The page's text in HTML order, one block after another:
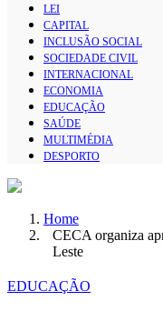
LEI
CAPITAL
INCLUSÃO SOCIAL
SOCIEDADE CIVIL
INTERNACIONAL
ECONOMIA
EDUCAÇÃO
SAÚDE
MULTIMÉDIA
DESPORTO
Home
CECA organiza
Leste
EDUCAÇÃO